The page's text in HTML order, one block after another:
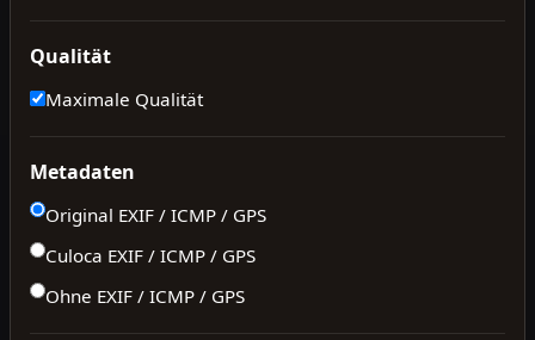
Qualität
Maximale Qualität
Metadaten
Original EXIF / ICMP / GPS
Culoca EXIF / ICMP / GPS
Ohne EXIF / ICMP / GPS